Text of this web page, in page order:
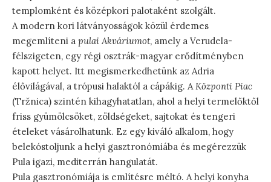
templomként és középkori palotaként szolgált.
A modern kori látványosságok közül érdemes
megemlíteni a pulai Akváriumot, amely a Verudela-
félszigeten, egy régi osztrák-magyar erődítményben
kapott helyet. Itt megismerkedhetünk az Adria
élővilágával, a trópusi halaktól a cápákig. A Központi Piac
(Tržnica) szintén kihagyhatatlan, ahol a helyi termelőktől
friss gyümölcsöket, zöldségeket, sajtokat és tengeri
ételeket vásárolhatunk. Ez egy kiváló alkalom, hogy
belekóstoljunk a helyi gasztronómiába és megérezzük
Pula igazi, mediterrán hangulatát.
Pula gasztronómiája is említésre méltó. A helyi konyha